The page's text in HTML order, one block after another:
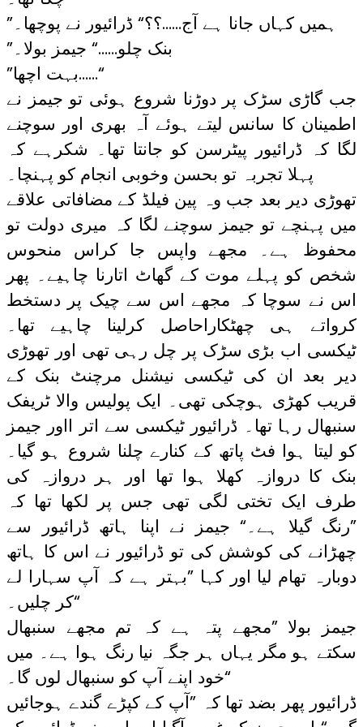
”ہمیں کہاں جانا ہے آج……؟؟“ ڈرائیور نے پوچھا۔
”بنک چلو……“ جیمز بولا۔
”بہت اچھا……“
جب گاڑی سڑک پر دوڑنا شروع ہوئی تو جیمز نے
اطمینان کا سانس لیتے ہوئے آہ بھری اور سوچنے
لگا کہ ڈرائیور پیٹرسن کو جانتا تھا۔ شکرہے کہ
پہلا تجربہ تو بحسن وخوبی انجام کو پہنچا۔
تھوڑی دیر بعد جب وہ پین فیلڈ کے مضافاتی علاقے
میں پہنچے تو جیمز سوچنے لگا کہ میری دولت تو
محفوظ ہے۔ مجھے واپس جا کراس منحوس
شخص کو پہلے موت کے گھاٹ اتارنا چاہیے۔ پھر
اس نے سوچا کہ مجھے اس سے چیک پر دستخط
کرواتے ہی چھٹکاراحاصل کرلینا چاہیے تھا۔
ٹیکسی اب بڑی سڑک پر چل رہی تھی اور تھوڑی
دیر بعد ان کی ٹیکسی نیشنل مرچنٹ بنک کے
قریب کھڑی ہوچکی تھی۔ ایک پولیس والا ٹریفک
سنبھال رہا تھا۔ ڈرائیور ٹیکسی سے اتر ااور جیمز
کو لیتا ہوا فٹ پاتھ کے کنارے چلنا شروع ہو گیا۔
بنک کا دروازہ کھلا ہوا تھا اور ہر دروازہ کی
طرف ایک تختی لگی تھی جس پر لکھا تھا کہ
”رنگ گیلا ہے۔“ جیمز نے اپنا ہاتھ ڈرائیور سے
چھڑانے کی کوشش کی تو ڈرائیور نے اس کا ہاتھ
دوبارہ تھام لیا اور کہا ”بہتر ہے کہ آپ سہارا لے
کر چلیں۔“
جیمز بولا ”مجھے پتہ ہے کہ تم مجھے سنبھال
سکتے ہو مگر یہاں ہر جگہ نیا رنگ ہوا ہے۔ میں
خود اپنے آپ کو سنبھال لوں گا۔“
ڈرائیور پھر بضد تھا کہ ”آپ کے کپڑے گندے ہوجائیں